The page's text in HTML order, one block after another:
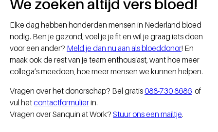
We zoeken altijd vers bloed!
Elke dag hebben honderden mensen in Nederland bloed
nodig. Ben je gezond, voel je je fit en wil je graag iets doen
voor een ander? Meld je dan nu aan als bloeddonor! En
maak ook de rest van je team enthousiast, want hoe meer
collega’s meedoen, hoe meer mensen we kunnen helpen.
Vragen over het donorschap? Bel gratis088-730 8686 of
vul hetcontactformulierin.
Vragen over Sanquin at Work? Stuur ons een mailtje.